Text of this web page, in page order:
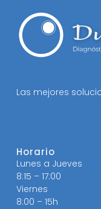
Las mejores
Horario
Lunes a Jueves
8:15 – 17:00
Viernes
8:00 – 15h